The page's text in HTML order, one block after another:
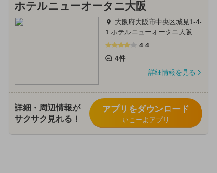
ホテルニューオータニ大阪
大阪府大阪市中央区城見1-4-
1 ホテルニューオータニ大阪
4.4
4件
詳細情報を見る
詳細・周辺情報が
サクサク見れる！
アプリをダウンロード
いこーよアプリ